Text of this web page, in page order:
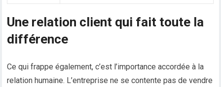
Une relation client qui fait toute la
différence
Ce qui frappe également, c’est l’importance accordée à la
relation humaine. L’entreprise ne se contente pas de vendre